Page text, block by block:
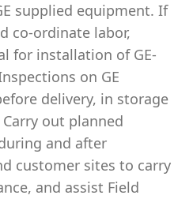
supplied equipment. If
co-ordinate labor,
for installation of GE-
on GE
delivery, in storage
out planned
and after
customer sites to carry
and assist Field